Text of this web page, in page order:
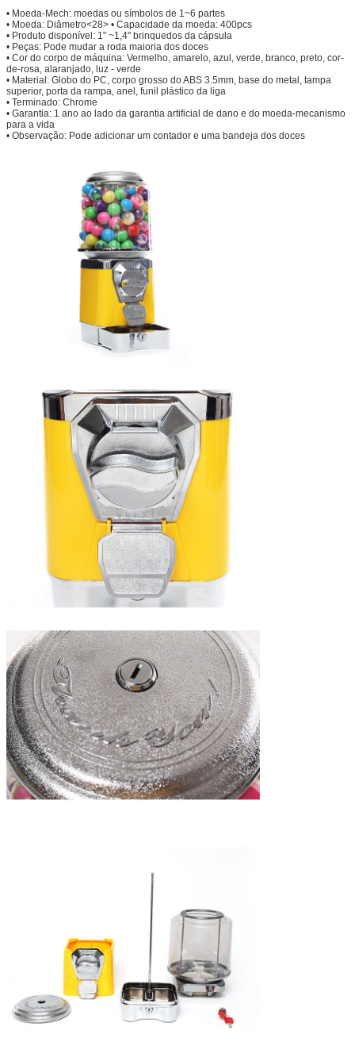
• Moeda-Mech: moedas ou símbolos de 1~6 partes
• Moeda: Diâmetro<28> • Capacidade da moeda: 400pcs
• Produto disponível: 1" ~1,4" brinquedos da cápsula
• Peças: Pode mudar a roda maioria dos doces
• Cor do corpo de máquina: Vermelho, amarelo, azul, verde, branco, preto, cor-
de-rosa, alaranjado, luz - verde
• Material: Globo do PC, corpo grosso do ABS 3.5mm, base do metal, tampa
superior, porta da rampa, anel, funil plástico da liga
• Terminado: Chrome
• Garantia: 1 ano ao lado da garantia artificial de dano e do moeda-mecanismo
para a vida
• Observação: Pode adicionar um contador e uma bandeja dos doces